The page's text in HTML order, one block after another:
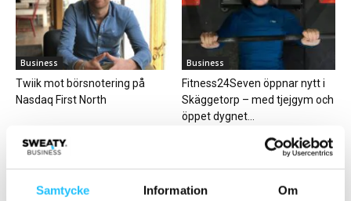
Samtycke Information Om
Business
Twiik mot börsnotering på
Nasdaq First North
Business
Fitness24Seven öppnar nytt i
Skäggetorp – med tjejgym och
öppet dygnet...